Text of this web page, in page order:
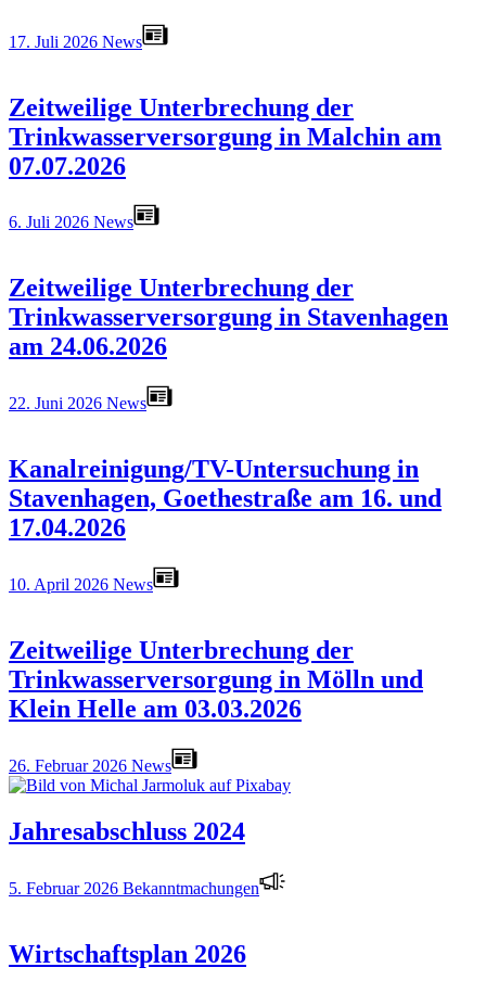
17. Juli 2026 News
Zeitweilige Unterbrechung der
Trinkwasserversorgung in Malchin am
07.07.2026
6. Juli 2026 News
Zeitweilige Unterbrechung der
Trinkwasserversorgung in Stavenhagen
am 24.06.2026
22. Juni 2026 News
Kanalreinigung/TV-Untersuchung in
Stavenhagen, Goethestraße am 16. und
17.04.2026
10. April 2026 News
Zeitweilige Unterbrechung der
Trinkwasserversorgung in Mölln und
Klein Helle am 03.03.2026
26. Februar 2026 News
Jahresabschluss 2024
5. Februar 2026 Bekanntmachungen
Wirtschaftsplan 2026